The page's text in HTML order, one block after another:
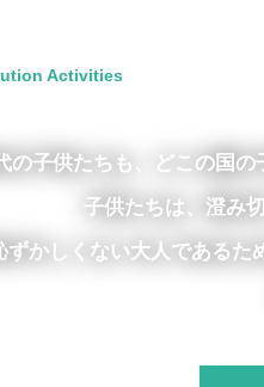
Activities
の子供たちも、どこの国
子供たちは、澄み
ずかしくない大人であるた